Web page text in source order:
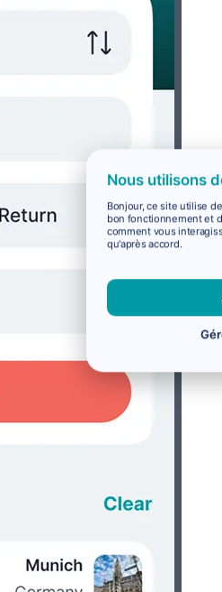
Nous utilisons
Bonjour, ce site utilise
bon fonctionnement et
comment vous
qu'après accord.